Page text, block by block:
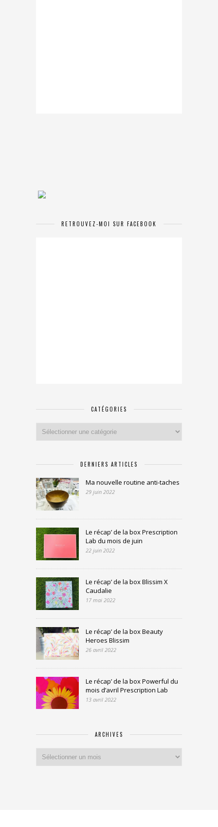
RETROUVEZ-MOI SUR FACEBOOK
CATÉGORIES
DERNIERS ARTICLES
Ma nouvelle routine anti-taches
29 juin 2022
Le récap’ de la box Prescription
Lab du mois de juin
22 juin 2022
Le récap’ de la box Blissim X
Caudalie
17 mai 2022
Le récap’ de la box Beauty
Heroes Blissim
26 avril 2022
Le récap’ de la box Powerful du
mois d’avril Prescription Lab
13 avril 2022
ARCHIVES